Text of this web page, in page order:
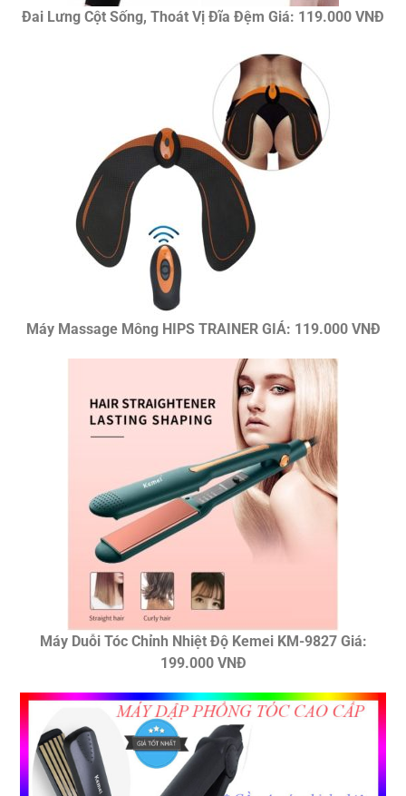
Đai Lưng Cột Sống, Thoát Vị Đĩa Đệm Giá: 119.000 VNĐ
Máy Massage Mông HIPS TRAINER GIÁ: 119.000 VNĐ
Máy Duỗi Tóc Chỉnh Nhiệt Độ Kemei KM-9827 Giá:
199.000 VNĐ